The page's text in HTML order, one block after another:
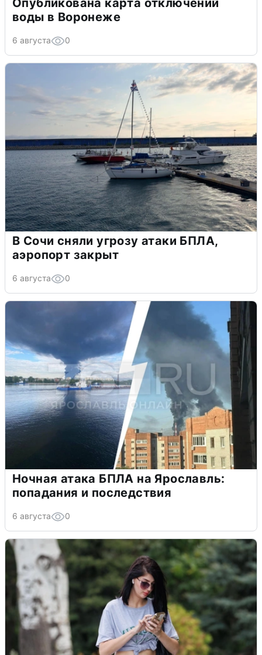
Опубликована карта отключений
воды в Воронеже
6 августа 0
В Сочи сняли угрозу атаки БПЛА,
аэропорт закрыт
6 августа 0
Ночная атака БПЛА на Ярославль:
попадания и последствия
6 августа 0